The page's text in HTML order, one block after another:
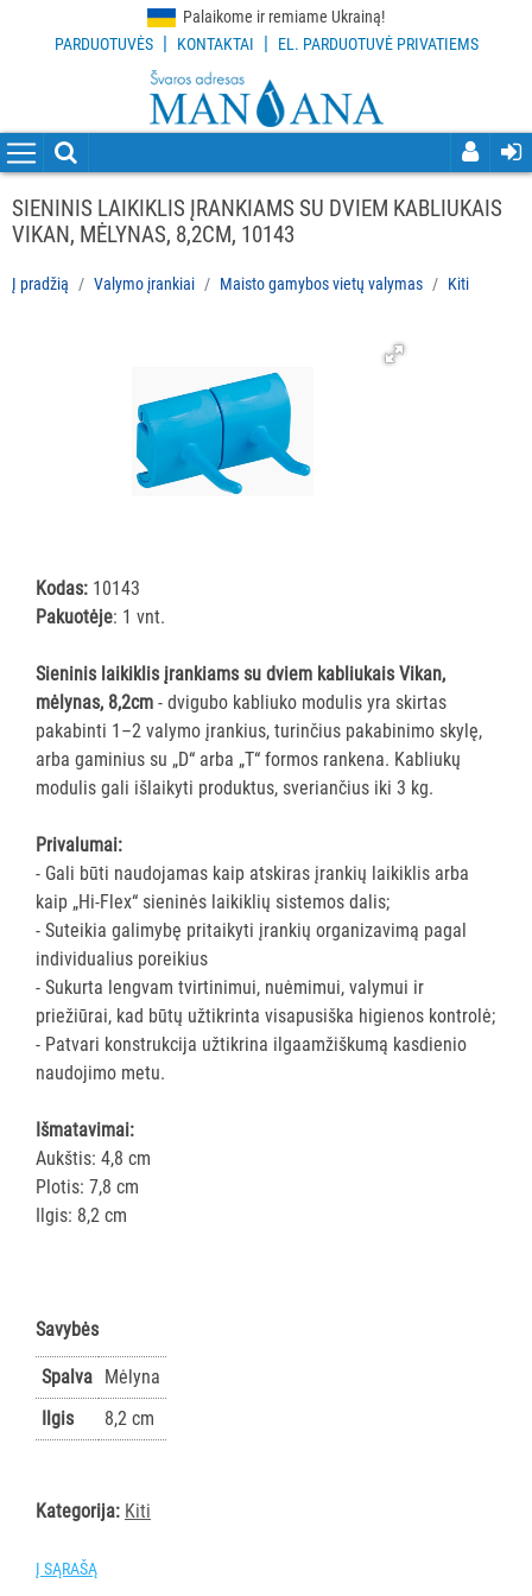
Palaikome ir remiame Ukrainą!
PARDUOTUVĖS | KONTAKTAI | EL. PARDUOTUVĖ PRIVATIEMS
VALYMO
PRIEMONĖS
VALYMO
Šluostės,
kempinės,
šveitimo
padai
Įrankiai
teritorijų
priežiūrai
gamybos
vietų
valymas
Visi
Valymo
šepečiai
Nubraukėjai
ir
Kotai
Teleskopiniai
kotai
Gremžtukai,
semtuvėliai
Kibirai
Dangčiai
kibirams
Pastatų
vežimėliai
SIENINIS LAIKIKLIS ĮRANKIAMS SU DVIEM KABLIUKAIS
VIKAN, MĖLYNAS, 8,2CM, 10143
Į pradžią Valymo įrankiai Maisto gamybos vietų valymas Kiti
Kodas: 10143
Pakuotėje: 1 vnt.
Sieninis laikiklis įrankiams su dviem kabliukais Vikan,
mėlynas, 8,2cm - dvigubo kabliuko modulis yra skirtas
pakabinti 1–2 valymo įrankius, turinčius pakabinimo skylę,
arba gaminius su „D“ arba „T“ formos rankena. Kabliukų
modulis gali išlaikyti produktus, sveriančius iki 3 kg.
Privalumai:
- Gali būti naudojamas kaip atskiras įrankių laikiklis arba
kaip „Hi-Flex“ sieninės laikiklių sistemos dalis;
- Suteikia galimybę pritaikyti įrankių organizavimą pagal
individualius poreikius
- Sukurta lengvam tvirtinimui, nuėmimui, valymui ir
priežiūrai, kad būtų užtikrinta visapusiška higienos kontrolė;
- Patvari konstrukcija užtikrina ilgaamžiškumą kasdienio
naudojimo metu.
Išmatavimai:
Aukštis: 4,8 cm
Plotis: 7,8 cm
Ilgis: 8,2 cm
Savybės
Spalva Mėlyna
Ilgis
8,2 cm
Kategorija: Kiti
Į SĄRAŠĄ